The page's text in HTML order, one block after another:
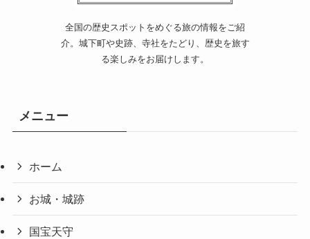
全国の歴史スポットをめぐる旅の情報をご紹
介。城下町や史跡、寺社をたどり、歴史を旅す
る楽しみをお届けします。
メニュー
ホーム
お城・城跡
国宝天守